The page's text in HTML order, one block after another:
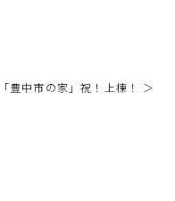
「豊中市の家」祝！上棟！ ＞